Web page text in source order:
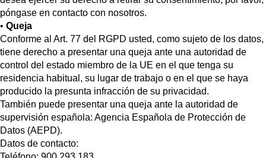
póngase en contacto con nosotros.
• Queja
Conforme al Art. 77 del RGPD usted, como sujeto de los datos,
tiene derecho a presentar una queja ante una autoridad de
control del estado miembro de la UE en el que tenga su
residencia habitual, su lugar de trabajo o en el que se haya
producido la presunta infracción de su privacidad.
También puede presentar una queja ante la autoridad de
supervisión española: Agencia Española de Protección de
Datos (AEPD).
Datos de contacto: